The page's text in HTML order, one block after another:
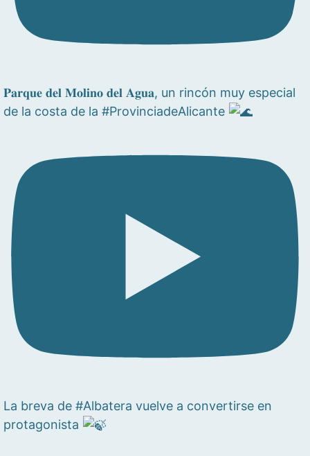
𝐏𝐚𝐫𝐪𝐮𝐞 𝐝𝐞𝐥 𝐌𝐨𝐥𝐢𝐧𝐨 𝐝𝐞𝐥 𝐀𝐠𝐮𝐚, un rincón muy especial
de la costa de la #ProvinciadeAlicante
La breva de #Albatera vuelve a convertirse en
protagonista